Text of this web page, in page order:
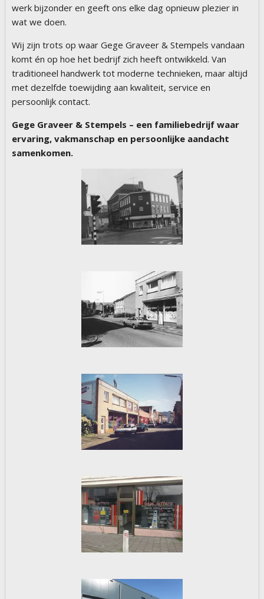
werk bijzonder en geeft ons elke dag opnieuw plezier in
wat we doen.
Wij zijn trots op waar Gege Graveer & Stempels vandaan
komt én op hoe het bedrijf zich heeft ontwikkeld. Van
traditioneel handwerk tot moderne technieken, maar altijd
met dezelfde toewijding aan kwaliteit, service en
persoonlijk contact.
Gege Graveer & Stempels – een familiebedrijf waar
ervaring, vakmanschap en persoonlijke aandacht
samenkomen.